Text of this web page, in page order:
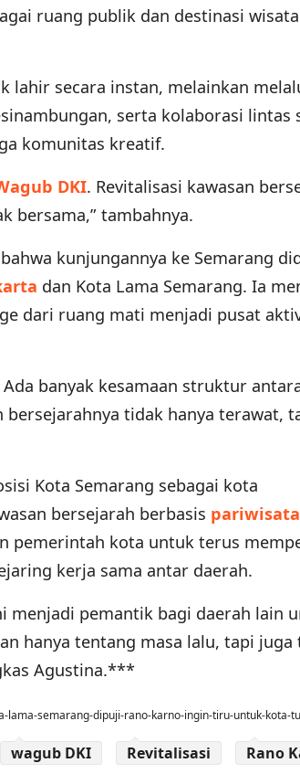
ruang publik dan destinasi
lahir secara instan, melainkan
serta kolaborasi lintas
komunitas kreatif.
DKI. Revitalisasi kawasan
bersama,” tambahnya.
kunjungannya ke Semarang
dan Kota Lama Semarang. Ia
dari ruang mati menjadi pusat
banyak kesamaan struktur
bersejarahnya tidak hanya terawat,
Kota Semarang sebagai kota
bersejarah berbasis pariwisata
pemerintah kota untuk terus
kerja sama antar daerah.
menjadi pemantik bagi daerah lain
hanya tentang masa lalu, tapi juga
Agustina.***
semarang-dipuji-rano-karno-ingin-tiru-untuk-kota-
wagub DKI Revitalisasi
Rano